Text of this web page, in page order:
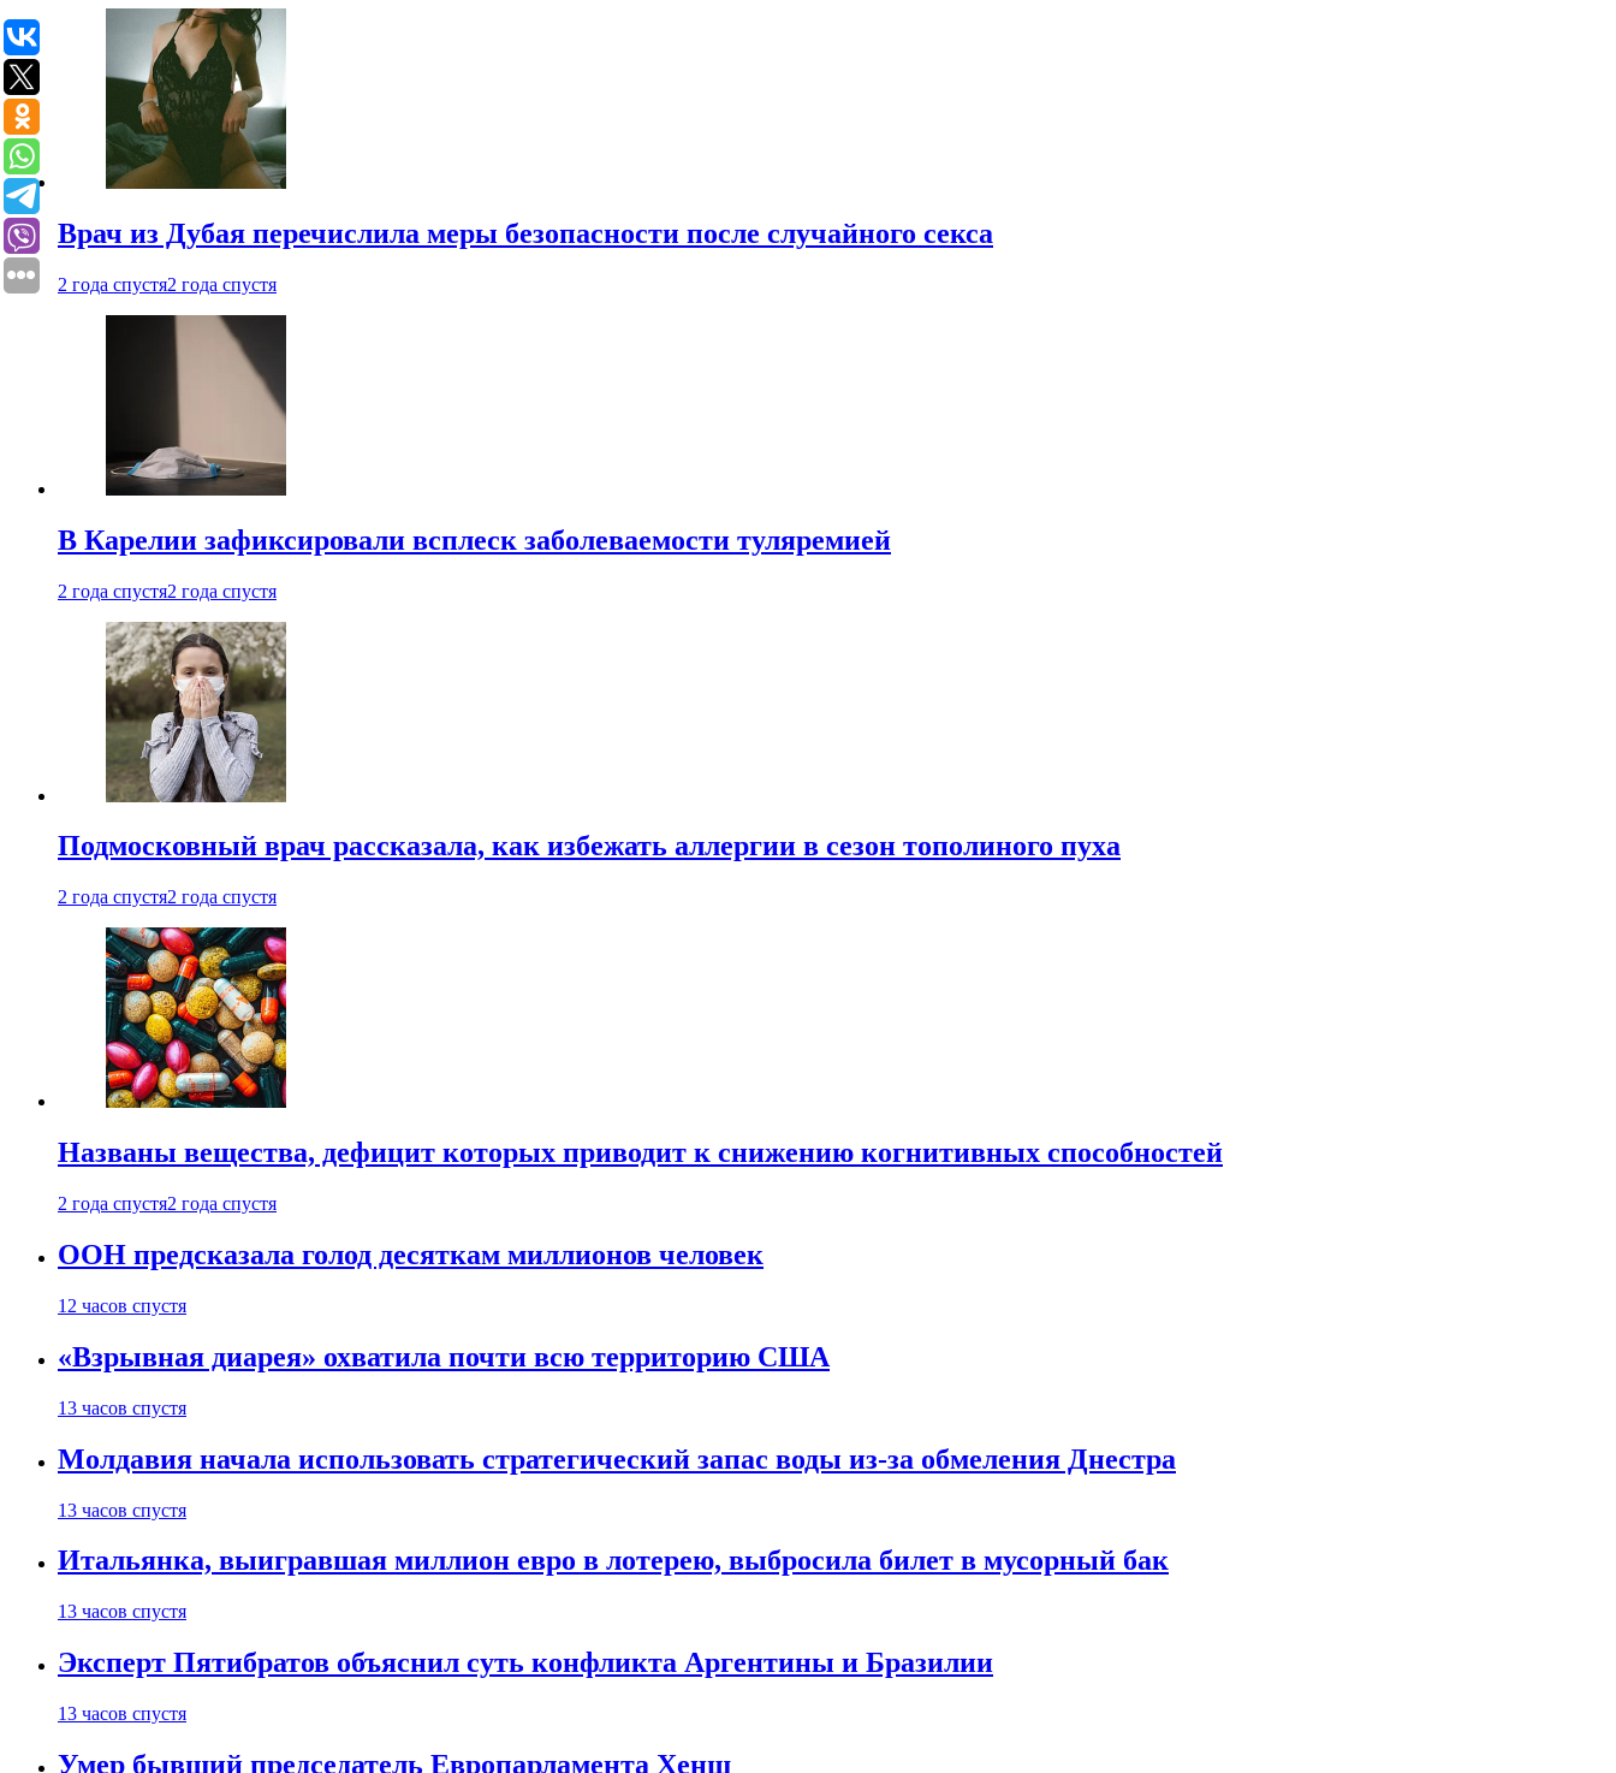
Врач из Дубая перечислила меры безопасности после случайного секса
2 года спустя2 года спустя
В Карелии зафиксировали всплеск заболеваемости туляремией
2 года спустя2 года спустя
Подмосковный врач рассказала, как избежать аллергии в сезон тополиного пуха
2 года спустя2 года спустя
Названы вещества, дефицит которых приводит к снижению когнитивных способностей
2 года спустя2 года спустя
ООН предсказала голод десяткам миллионов человек
12 часов спустя
«Взрывная диарея» охватила почти всю территорию США
13 часов спустя
Молдавия начала использовать стратегический запас воды из-за обмеления Днестра
13 часов спустя
Итальянка, выигравшая миллион евро в лотерею, выбросила билет в мусорный бак
13 часов спустя
Эксперт Пятибратов объяснил суть конфликта Аргентины и Бразилии
13 часов спустя
Умер бывший председатель Европарламента Хенш